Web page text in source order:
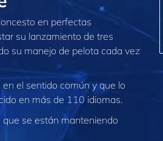
en perfectas
su lanzamiento de tres
su manejo de pelota cada vez
el sentido común y que lo
en más de 110 idiomas.
se están manteniendo